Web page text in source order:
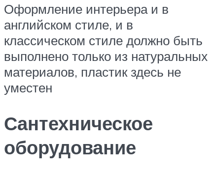
Оформление интерьера и в
английском стиле, и в
классическом стиле должно быть
выполнено только из натуральных
материалов, пластик здесь не
уместен
Сантехническое
оборудование